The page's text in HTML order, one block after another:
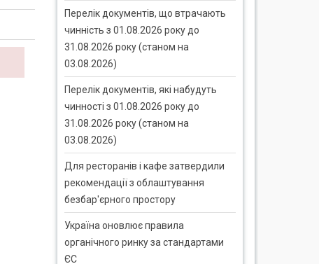
Перелік документів, що втрачають
чинність з 01.08.2026 року до
31.08.2026 року (станом на
03.08.2026)
Перелік документів, які набудуть
чинності з 01.08.2026 року до
31.08.2026 року (станом на
03.08.2026)
Для ресторанів і кафе затвердили
рекомендації з облаштування
безбар'єрного простору
Україна оновлює правила
органічного ринку за стандартами
ЄС